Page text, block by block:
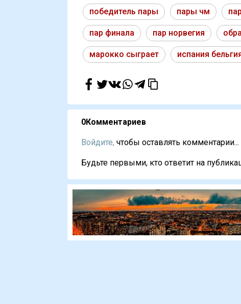
победитель пары пары чм
пар финала пар норвегия
марокко сыграет испания
0Комментариев
Войдите, чтобы оставлять комментарии...
Будьте первыми, кто ответит на